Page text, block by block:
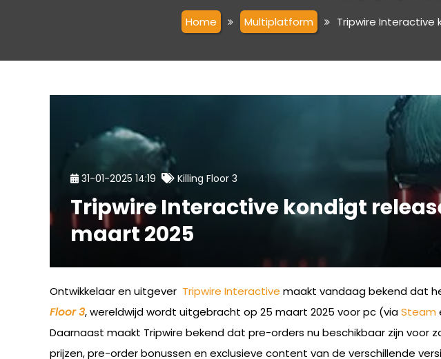
Home Multiplatform Tripwire Interactive
31-01-2025 14:19 Killing Floor 3
Tripwire Interactive kondigt
maart 2025
Ontwikkelaar en uitgever Tripwire Interactive maakt vandaag bekend dat
Floor 3, wereldwijd wordt uitgebracht op 25 maart 2025 voor pc (viaSteam
Daarnaast maakt Tripwire bekend dat pre-orders nu beschikbaar zijn
prijzen, pre-order bonussen en exclusieve content van de verschillende